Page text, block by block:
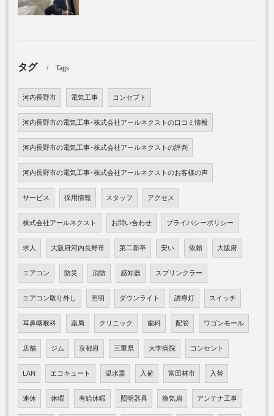
タグ Tags
河内長野市 電気工事 コンセプト
河内長野市の電気工事･株式会社アールネクストの口コミ情報
河内長野市の電気工事･株式会社アールネクストの評判
河内長野市の電気工事･株式会社アールネクストのお客様の声
サービス 採用情報 スタッフ アクセス
株式会社アールネクスト お問い合わせ プライバシーポリシー
求人 大阪府河内長野市 第二新卒 安い 依頼 大阪府
エアコン 防災 消防 感知器 スプリンクラー
エアコン取り外し 照明 ダウンライト 誘導灯 スイッチ
耳鼻咽喉科 薬局 クリニック 歯科 配管 ワゴンモール
店舗 ジム 京都府 三重県 大学病院 コンセント
LAN エコキュート 温水器 入荷 富田林市 入替
連休 休暇 有給休暇 照明器具 換気扇 アンテナ工事